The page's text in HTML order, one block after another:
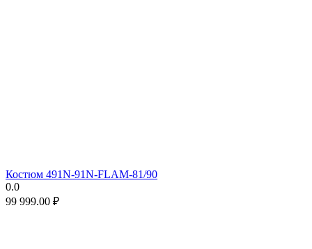
Костюм 491N-91N-FLAM-81/90
0.0
99 999.00 ₽